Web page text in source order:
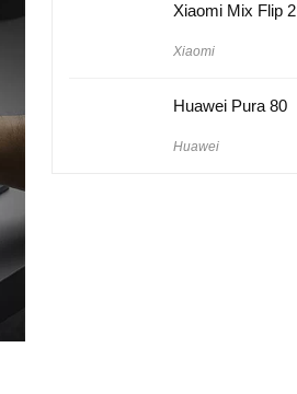
Xiaomi Mix Flip 2
Xiaomi
Huawei Pura 80
Huawei